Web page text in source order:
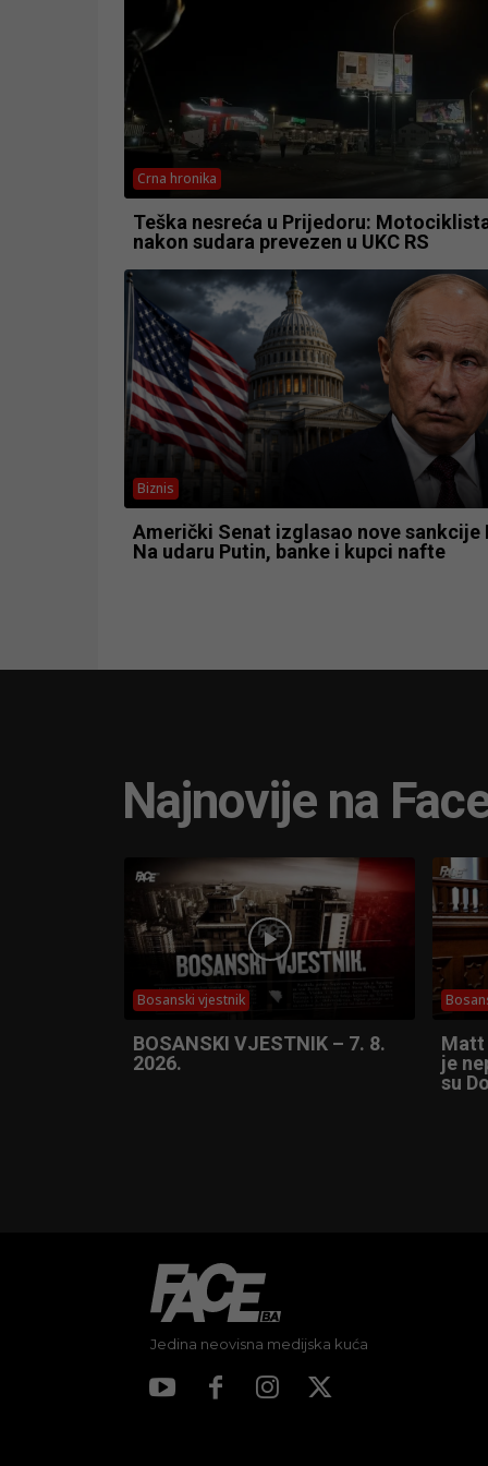
Crna hronika
Teška nesreća u Prijedoru:
nakon sudara prevezen u UKC RS
Biznis
Američki Senat izglasao nove sankcije
Na udaru Putin, banke i kupci nafte
Najnovije na
Bosanski vjestnik
BOSANSKI VJESTNIK – 7. 8.
2026.
Matt
je
su
Jedina neovisna medijska kuća